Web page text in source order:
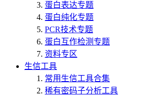
蛋白表达专题
蛋白纯化专题
PCR技术专题
蛋白互作检测专题
资料专区
生信工具
常用生信工具合集
稀有密码子分析工具